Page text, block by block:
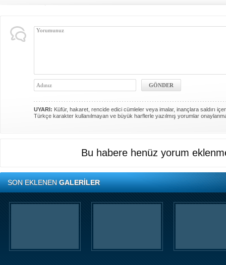
UYARI: Küfür, hakaret, rencide edici cümleler veya imalar, inançlara saldırı
Türkçe karakter kullanılmayan ve büyük harflerle yazılmış yorumlar
Bu habere henüz yorum
SON EKLENENGALERİLER